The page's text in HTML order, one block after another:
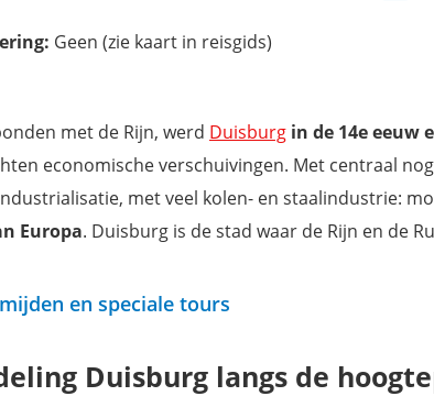
Geen (zie kaart in reisgids)
met de Rijn, werd Duisburg in de 14e eeuw
economische verschuivingen. Met centraal
met veel kolen- en staalindustrie:
Europa. Duisburg is de stad waar de Rijn en de
en speciale tours
Duisburg langs de